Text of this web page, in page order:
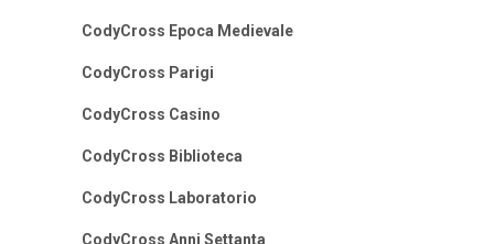
CodyCross Epoca Medievale
CodyCross Parigi
CodyCross Casino
CodyCross Biblioteca
CodyCross Laboratorio
CodyCross Anni Settanta